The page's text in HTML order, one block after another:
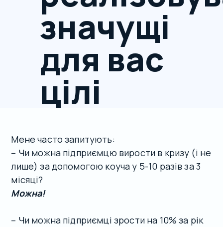
значущі
для вас
цілі
Мене часто запитують:
– Чи можна підприємцю вирости в кризу (і не
лише) за допомогою коуча у 5-10 разів за 3
місяці?
Можна!
– Чи можна підприємці зрости на 10% за рік